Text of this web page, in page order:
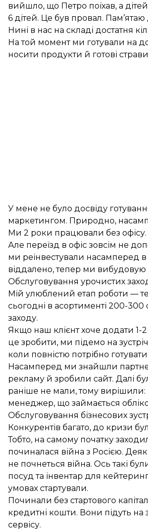
вийшло, що Петро поїхав, а
6 дітей. Це був провал.
Нині в нас на складі достатня
На той момент ми готували на
носити продукти й готові
У мене не було досвіду
маркетингом. Природно,
Ми 2 роки працювали без офісу.
Але переїзд в офіс зовсім не
ми реінвестували насамперед
віддалено, тепер ми вибудовую
Обслуговування урочистих
Мій улюблений етап роботи —
сьогодні в асортименті 200-300
заходу.
Якщо наш клієнт хоче додати 1-2
це зробити, ми підемо на
коли повністю потрібно
Насамперед ми знайшли
рекламу й зробили сайт. Далі
раніше не мали, тому
менеджер, що займається
Обслуговування бізнесових
Конкурентів багато, до кризи
Тобто, на самому початку
починалася війна з Росією.
не почнеться війна. Ось такі
посуд та інвентар для
умовах стартували.
Починали без стартового
кредитні кошти. Вони підуть
сервісу.